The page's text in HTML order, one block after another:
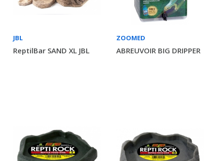
JBL
ReptilBar SAND XL JBL
ZOOMED
ABREUVOIR BIG DRIPPER